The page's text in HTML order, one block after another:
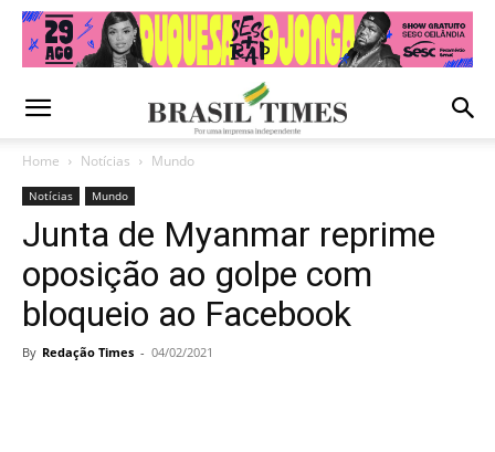
Home Notícias Mundo
Notícias Mundo
Junta de Myanmar reprime
oposição ao golpe com
bloqueio ao Facebook
By Redação Times - 04/02/2021